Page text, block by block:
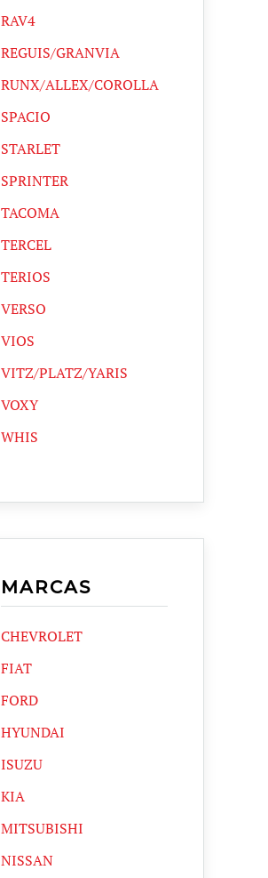
RAV4
REGUIS/GRANVIA
RUNX/ALLEX/COROLLA
SPACIO
STARLET
SPRINTER
TACOMA
TERCEL
TERIOS
VERSO
VIOS
VITZ/PLATZ/YARIS
VOXY
WHIS
MARCAS
CHEVROLET
FIAT
FORD
HYUNDAI
ISUZU
KIA
MITSUBISHI
NISSAN